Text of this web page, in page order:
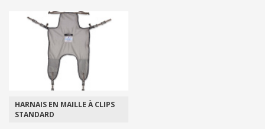
HARNAIS EN MAILLE À CLIPS
STANDARD